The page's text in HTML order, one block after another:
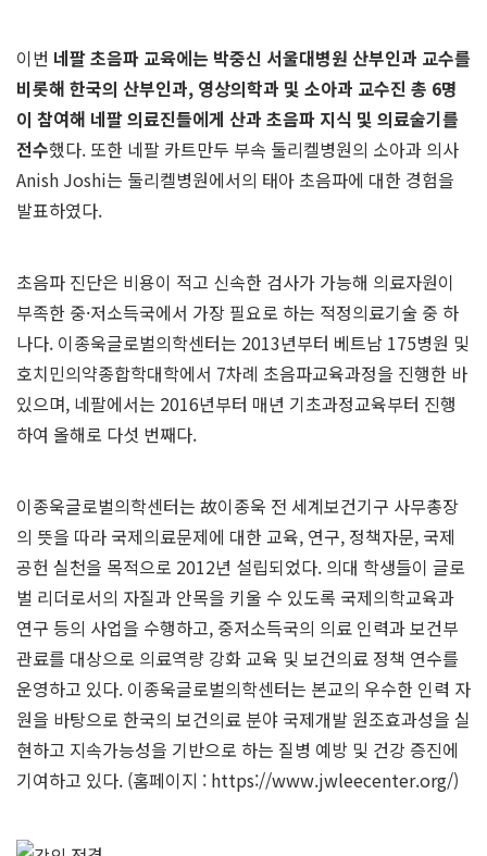
이번 네팔 초음파 교육에는 박중신 서울대병원 산부인과 교수를
비롯해 한국의 산부인과, 영상의학과 및 소아과 교수진 총 6명
이 참여해 네팔 의료진들에게 산과 초음파 지식 및 의료술기를
전수했다. 또한 네팔 카트만두 부속 둘리켈병원의 소아과 의사
Anish Joshi는 둘리켈병원에서의 태아 초음파에 대한 경험을
발표하였다.
초음파 진단은 비용이 적고 신속한 검사가 가능해 의료자원이
부족한 중·저소득국에서 가장 필요로 하는 적정의료기술 중 하
나다. 이종욱글로벌의학센터는 2013년부터 베트남 175병원 및
호치민의약종합학대학에서 7차례 초음파교육과정을 진행한 바
있으며, 네팔에서는 2016년부터 매년 기초과정교육부터 진행
하여 올해로 다섯 번째다.
이종욱글로벌의학센터는 故이종욱 전 세계보건기구 사무총장
의 뜻을 따라 국제의료문제에 대한 교육, 연구, 정책자문, 국제
공헌 실천을 목적으로 2012년 설립되었다. 의대 학생들이 글로
벌 리더로서의 자질과 안목을 키울 수 있도록 국제의학교육과
연구 등의 사업을 수행하고, 중저소득국의 의료 인력과 보건부
관료를 대상으로 의료역량 강화 교육 및 보건의료 정책 연수를
운영하고 있다. 이종욱글로벌의학센터는 본교의 우수한 인력 자
원을 바탕으로 한국의 보건의료 분야 국제개발 원조효과성을 실
현하고 지속가능성을 기반으로 하는 질병 예방 및 건강 증진에
기여하고 있다. (홈페이지 : https://www.jwleecenter.org/)